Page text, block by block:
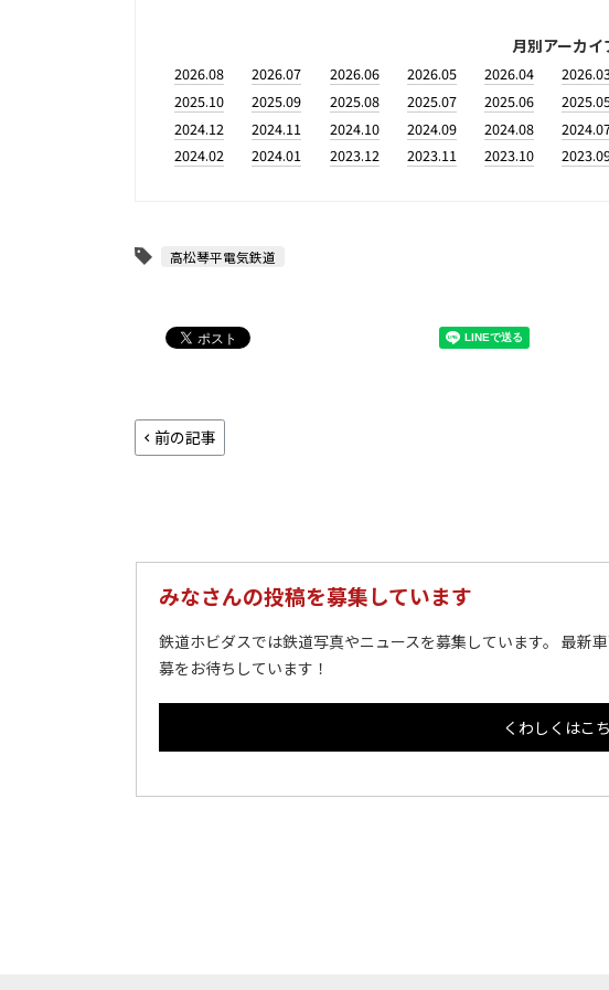
月別アーカイ
2026.08 2026.07 2026.06 2026.05 2026.04
2025.10
2025.09 2025.08 2025.07 2025.06
2024.12
2024.11 2024.10 2024.09 2024.08
2024.02
2024.01 2023.12 2023.11 2023.10
高松琴平電気鉄道
前の記事
みなさんの投稿を募集しています
鉄道ホビダスでは鉄道写真やニュースを募集しています。 最新
募をお待ちしています！
くわしくはこ